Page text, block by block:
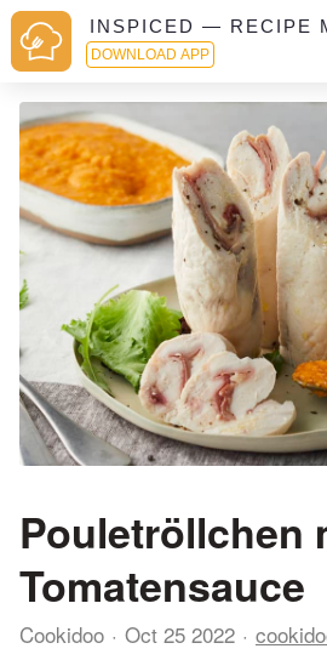
INSPICED — RECIPE
DOWNLOAD APP
Pouletröllchen
Tomatensauce
Cookidoo Oct 25 2022